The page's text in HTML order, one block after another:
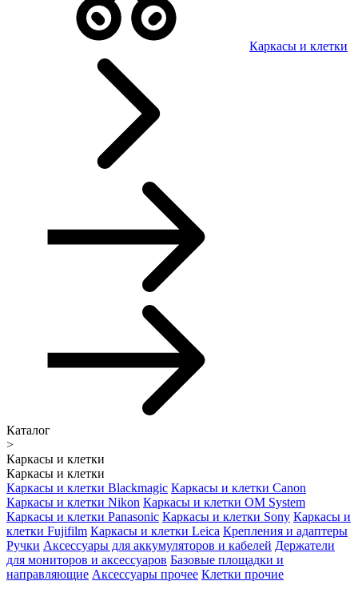
Каркасы и клетки
Каталог
>
Каркасы и клетки
Каркасы и клетки
Каркасы и клетки Blackmagic Каркасы и клетки Canon
Каркасы и клетки Nikon Каркасы и клетки OM System
Каркасы и клетки Panasonic Каркасы и клетки Sony Каркасы и
клетки Fujifilm Каркасы и клетки Leica Крепления и адаптеры
Ручки Аксессуары для аккумуляторов и кабелей Держатели
для мониторов и аксессуаров Базовые площадки и
направляющие Аксессуары прочее Клетки прочие